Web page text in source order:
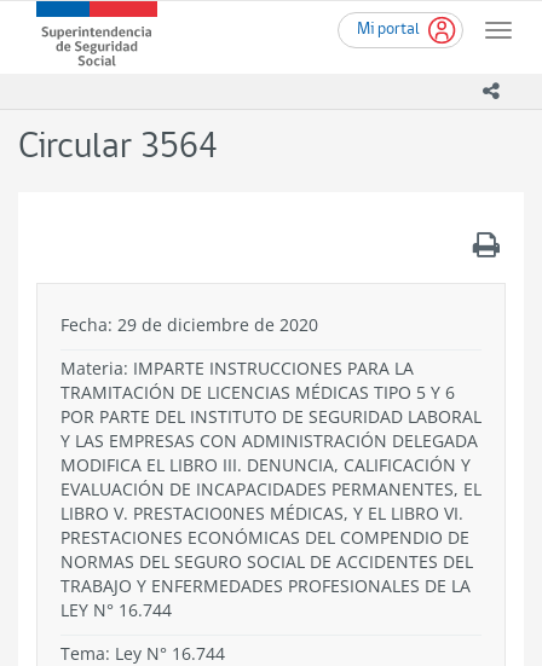
contenido
Mi portal
Toggle
Superintendencia
de
-
Circular 3564
Fecha: 29 de diciembre de 2020
Materia: IMPARTE INSTRUCCIONES PARA LA
TRAMITACIÓN DE LICENCIAS MÉDICAS TIPO 5 Y 6
POR PARTE DEL INSTITUTO DE SEGURIDAD LABORAL
Y LAS EMPRESAS CON ADMINISTRACIÓN DELEGADA
MODIFICA EL LIBRO III. DENUNCIA, CALIFICACIÓN Y
EVALUACIÓN DE INCAPACIDADES PERMANENTES, EL
LIBRO V. PRESTACIO0NES MÉDICAS, Y EL LIBRO VI.
PRESTACIONES ECONÓMICAS DEL COMPENDIO DE
NORMAS DEL SEGURO SOCIAL DE ACCIDENTES DEL
TRABAJO Y ENFERMEDADES PROFESIONALES DE LA
LEY N° 16.744
Tema: Ley N° 16.744